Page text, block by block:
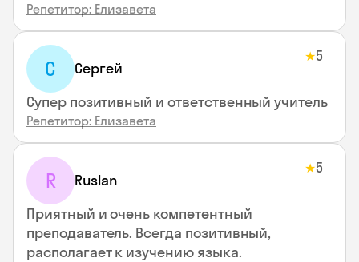
Репетитор: Елизавета
С Сергей
★5
Супер позитивный и ответственный учитель
Репетитор: Елизавета
R Ruslan
★5
Приятный и очень компетентный
преподаватель. Всегда позитивный,
располагает к изучению языка.